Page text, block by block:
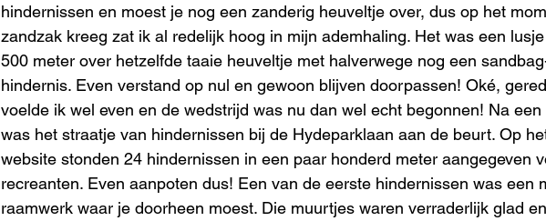
hindernissen en moest je nog een zanderig heuveltje over, dus op het
zandzak kreeg zat ik al redelijk hoog in mijn ademhaling. Het was een
500 meter over hetzelfde taaie heuveltje met halverwege nog een
hindernis. Even verstand op nul en gewoon blijven doorpassen! Oké,
voelde ik wel even en de wedstrijd was nu dan wel echt begonnen! Na
was het straatje van hindernissen bij de Hydeparklaan aan de beurt. Op
website stonden 24 hindernissen in een paar honderd meter aangegeven
recreanten. Even aanpoten dus! Een van de eerste hindernissen was een
raamwerk waar je doorheen moest. Die muurtjes waren verraderlijk glad